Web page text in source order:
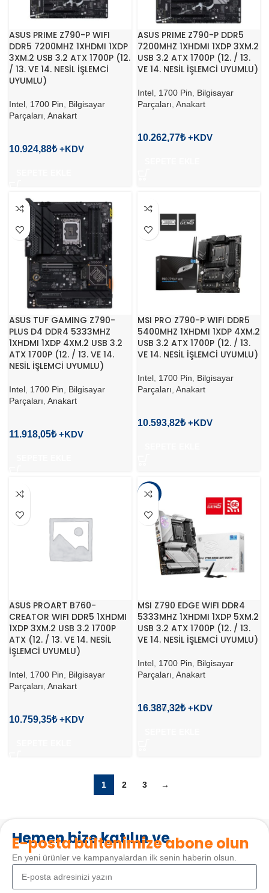
ASUS PRIME Z790-P WIFI
DDR5 7200MHZ 1XHDMI 1XDP
3XM.2 USB 3.2 ATX 1700P (12.
/ 13. VE 14. NESİL İŞLEMCİ
UYUMLU)
Intel 1700 Pin
Bilgisayar
Parçaları Anakart
10.924,88₺
ASUS PRIME Z790-P DDR5
7200MHZ 1XHDMI 1XDP 3XM.2
USB 3.2 ATX 1700P (12. / 13.
VE 14. NESİL İŞLEMCİ UYUMLU)
Intel 1700 Pin
Bilgisayar
Parçaları Anakart
10.262,77₺
ASUS TUF GAMING Z790-
PLUS D4 DDR4 5333MHZ
1XHDMI 1XDP 4XM.2 USB 3.2
ATX 1700P (12. / 13. VE 14.
NESİL İŞLEMCİ UYUMLU)
Intel 1700 Pin
Bilgisayar
Parçaları Anakart
11.918,05₺
MSI PRO Z790-P WIFI DDR5
5400MHZ 1XHDMI 1XDP 4XM.2
USB 3.2 ATX 1700P (12. / 13.
VE 14. NESİL İŞLEMCİ UYUMLU)
Intel 1700 Pin
Bilgisayar
Parçaları Anakart
10.593,82₺
ASUS PROART B760-
CREATOR WIFI DDR5 1XHDMI
1XDP 3XM.2 USB 3.2 1700P
ATX (12. / 13. VE 14. NESİL
İŞLEMCİ UYUMLU)
Intel 1700 Pin
Bilgisayar
Parçaları Anakart
10.759,35₺
-11%
MSI Z790 EDGE WIFI DDR4
5333MHZ 1XHDMI 1XDP 5XM.2
USB 3.2 ATX 1700P (12. / 13.
VE 14. NESİL İŞLEMCİ UYUMLU)
Intel 1700 Pin
Bilgisayar
Parçaları Anakart
18.500,00₺
16.387,32₺
1 2 3 →
Hemen bize katılın ve
E-posta bültenimize abone olun
En yeni ürünler ve kampanyalardan ilk senin haberin olsun.